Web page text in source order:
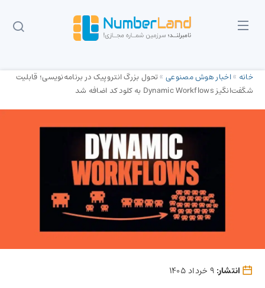
خانه »اخبار هوش مصنوعی»تحول بزرگ انتروپیک در برنامه‌نویسی؛ قابلیت
شگفت‌انگیز Dynamic Workflows به کلود کد اضافه شد
انتشار: